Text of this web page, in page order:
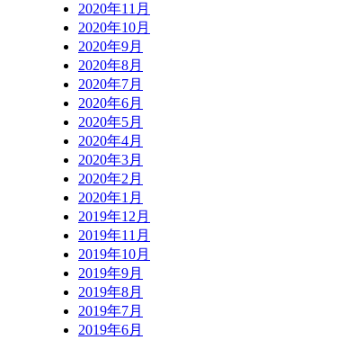
2020年11月
2020年10月
2020年9月
2020年8月
2020年7月
2020年6月
2020年5月
2020年4月
2020年3月
2020年2月
2020年1月
2019年12月
2019年11月
2019年10月
2019年9月
2019年8月
2019年7月
2019年6月